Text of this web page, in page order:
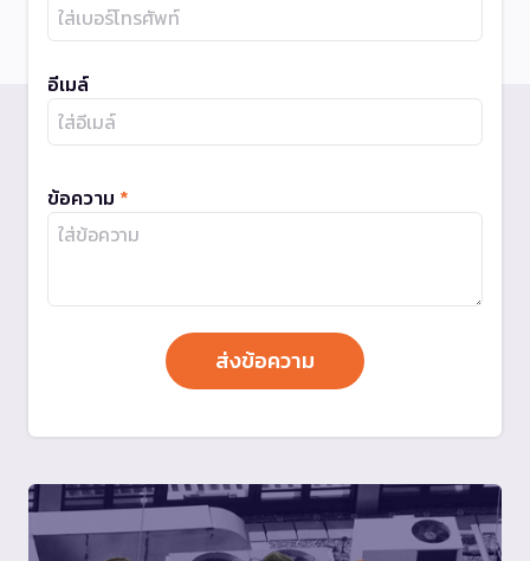
อีเมล์
ข้อความ *